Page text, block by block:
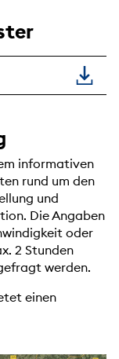
informativen
rund um den
und
Die Angaben
oder
2 Stunden
werden.
einen